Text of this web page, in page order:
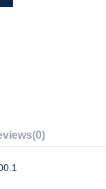
(0)